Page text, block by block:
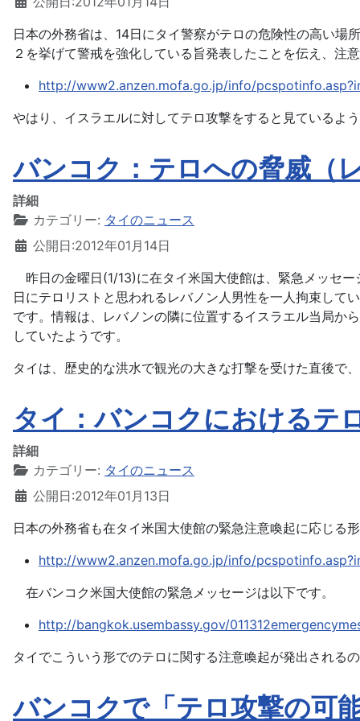
日本の外務省は、14日にタイ警察がテロの危険性の高い
２を挙げて警戒を強化している旨発表したことを伝え、注
http://www2.anzen.mofa.go.jp/info/
やはり、イスラエルに対してテロ攻撃をすると見ているよ
バンコク：テロへの脅威（
詳細
カテゴリー: タイのニュース
公開日:2012年01月14日
昨日の金曜日(1/13)に在タイ米国大使館は、緊急メッセ
日にテロリストと思われるレバノン人男性を一人拘束して
です。情報は、レバノンの隣に位置するイスラエル当局か
していたようです。
タイは、歴史的な洪水で観光の大きな打撃を受けた直後で
タイ：バンコクにおけるテ
詳細
カテゴリー: タイのニュース
公開日:2012年01月13日
日本の外務省も在タイ米国大使館の緊急注意喚起に応じる
http://www2.anzen.mofa.go.jp/info/
在バンコク米国大使館の緊急メッセージは以下です。
http://bangkok.usembassy.gov/
タイでこういう形でのテロに関する注意喚起が発出される
バンコクで「テロ攻撃の可